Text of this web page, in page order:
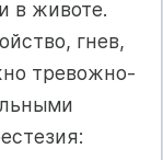
в животе.
гнев,
тревожно-